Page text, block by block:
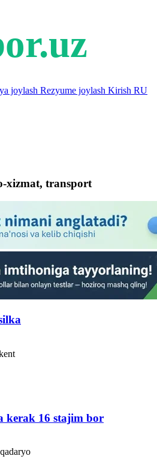
joylash Rezyume joylash Kirish RU
xizmat, transport
kerak 16 stajim bor